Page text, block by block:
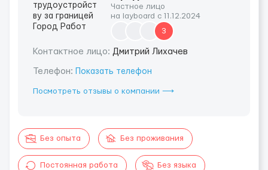
Частное лицо
на layboard с 11.12.2024
3
Контактное лицо: Дмитрий Лихачев
Телефон: Показать телефон
Посмотреть отзывы о компании ⟶
Без опыта Без проживания
Постоянная работа Без языка